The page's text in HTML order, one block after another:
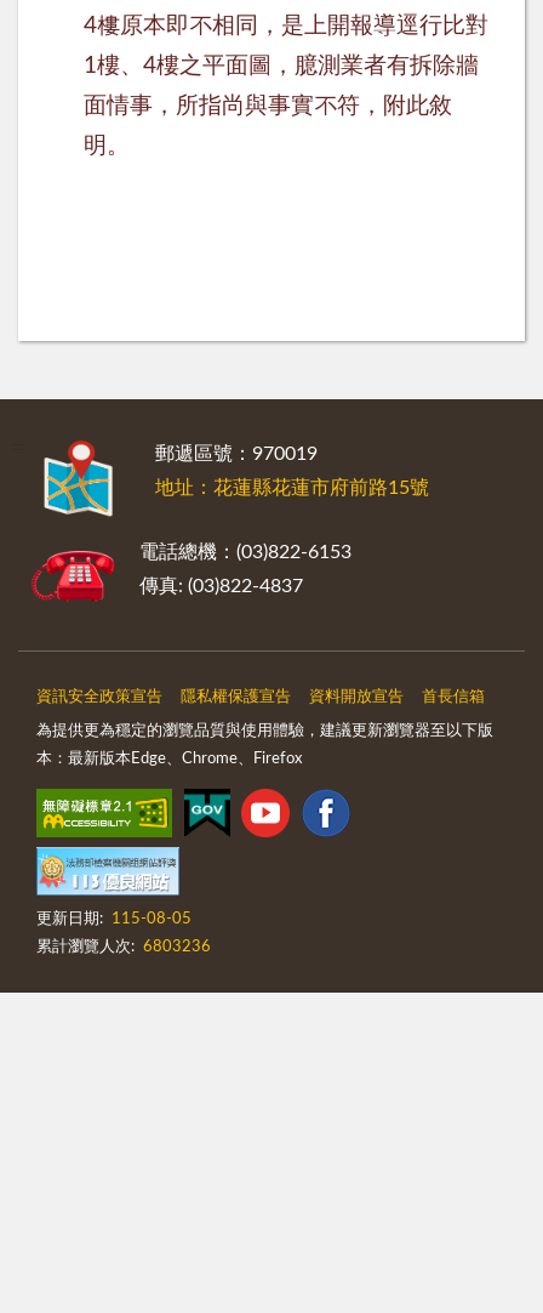
4樓原本即不相同，是上開報導逕行比對
1樓、 4樓之平面圖，臆測業者有拆除牆
面情事，所指尚與事實不符，附此敘
明。
郵遞區號：970019
地址：花蓮縣花蓮市府前路15號
電話總機：(03)822-6153
傳真: (03)822-4837
資訊安全政策宣告 隱私權保護宣告 資料開放宣告 首長信箱
為提供更為穩定的瀏覽品質與使用體驗，建議更新瀏覽器至以下版
本：最新版本Edge、Chrome、Firefox
更新日期:
115-08-05
累計瀏覽人次: 6803236